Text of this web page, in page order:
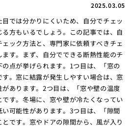
2025.03.05
では分かりにくいため、自分でチェッ
方もいるでしょう。この記事では、自
ック方法と、専門家に依頼すべきチェ
す。まず、自分でできる断熱性能のチ
点が挙げられます。1つ目は、「窓の
。窓に結露が発生しやすい場合は、窓
あります。2つ目は、「窓や壁の温度
す。冬場に、窓や壁が冷たくなってい
可能性があります。3つ目は、「隙間
です。窓やドアの隙間から、風が入り